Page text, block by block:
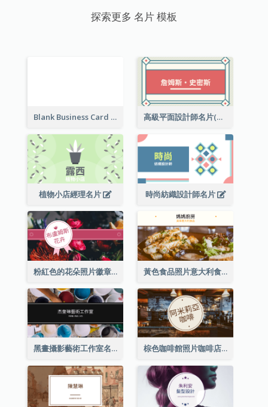
探索更多 名片 模板
Blank Business Card 高級平面設計師名片(附工作室地址)
植物小店經理名片 時尚紡織設計師名片
粉紅色的花朵照片徽章花店名片 黃色食品照片意大利食品名片
黑畫攝影藝術工作室名片 棕色咖啡館照片咖啡店名片